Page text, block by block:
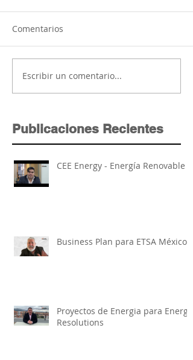
Comentarios
Escribir un comentario...
Publicaciones Recientes
CEE Energy - Energía Renovable
Business Plan para ETSA México
Proyectos de Energia para Energy
Resolutions